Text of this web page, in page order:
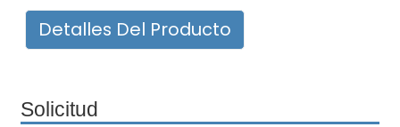
Detalles Del Producto
Solicitud